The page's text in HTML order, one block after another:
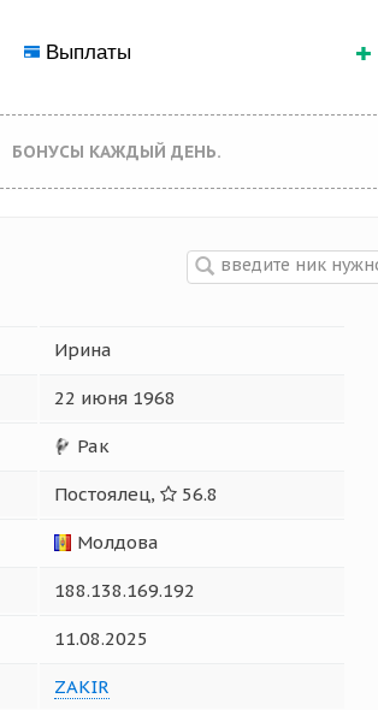
Выплаты
БОНУСЫ КАЖДЫЙ ДЕНЬ.
Ирина
22 июня 1968
Рак
Постоялец, 56.8
Молдова
188.138.169.192
11.08.2025
ZAKIR